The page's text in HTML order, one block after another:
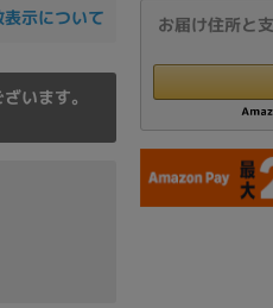
お届け住所と
示について
います。